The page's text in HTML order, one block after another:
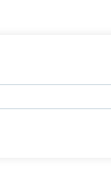
Vos informations